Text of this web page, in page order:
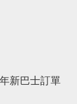
新巴士訂單